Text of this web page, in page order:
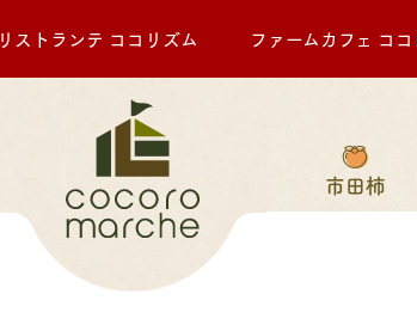
リストランテ ココリズム ファームカフェ ココ
市田柿